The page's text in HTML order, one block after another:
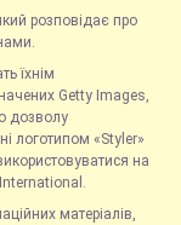
розповідає про
їхнім
Getty Images,
дозволу
логотипом «Styler»
на
матеріалів,